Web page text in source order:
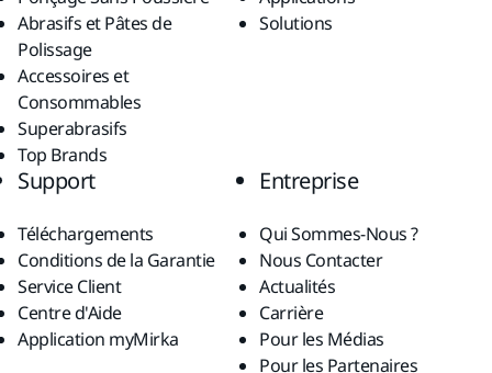
Abrasifs et Pâtes de
Polissage
Accessoires et
Consommables
Superabrasifs
Top Brands
Solutions
Support
Téléchargements
Conditions de la Garantie
Service Client
Centre d'Aide
Application myMirka
Entreprise
Qui Sommes-Nous ?
Nous Contacter
Actualités
Carrière
Pour les Médias
Pour les Partenaires